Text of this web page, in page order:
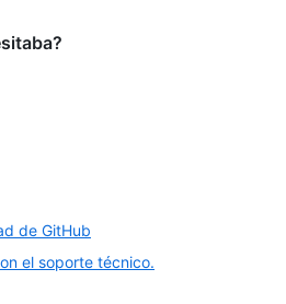
de GitHub
el soporte técnico.